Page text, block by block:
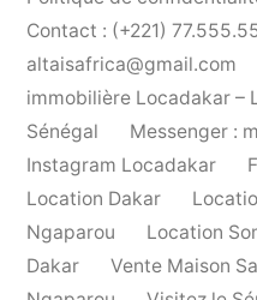
Contact : (+221)
altaisafrica@gmail.com
immobilière Locadakar –
Sénégal
Messenger :
Instagram Locadakar
Location Dakar
Ngaparou
Location
Dakar
Vente Maison